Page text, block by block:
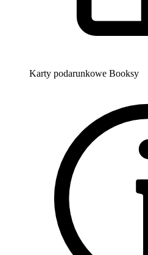
Karty podarunkowe Booksy